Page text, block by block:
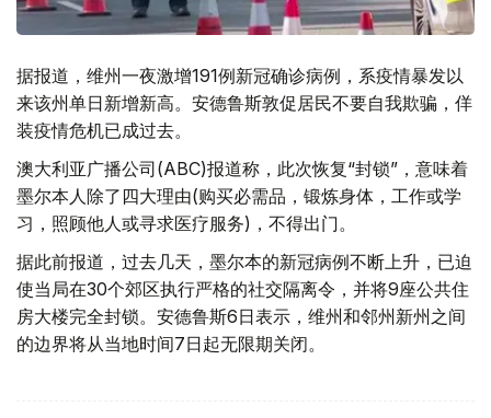
据报道，维州一夜激增191例新冠确诊病例，系疫情暴发以
来该州单日新增新高。安德鲁斯敦促居民不要自我欺骗，佯
装疫情危机已成过去。
澳大利亚广播公司(ABC)报道称，此次恢复“封锁”，意味着
墨尔本人除了四大理由(购买必需品，锻炼身体，工作或学
习，照顾他人或寻求医疗服务)，不得出门。
据此前报道，过去几天，墨尔本的新冠病例不断上升，已迫
使当局在30个郊区执行严格的社交隔离令，并将9座公共住
房大楼完全封锁。安德鲁斯6日表示，维州和邻州新州之间
的边界将从当地时间7日起无限期关闭。